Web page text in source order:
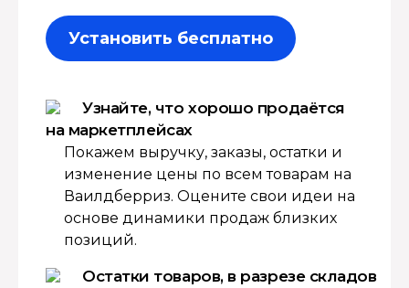
Установить бесплатно
Узнайте, что хорошо продаётся
на маркетплейсах
Покажем выручку, заказы, остатки и
изменение цены по всем товарам на
Ваилдберриз. Оцените свои идеи на
основе динамики продаж близких
позиций.
Остатки товаров, в разрезе складов